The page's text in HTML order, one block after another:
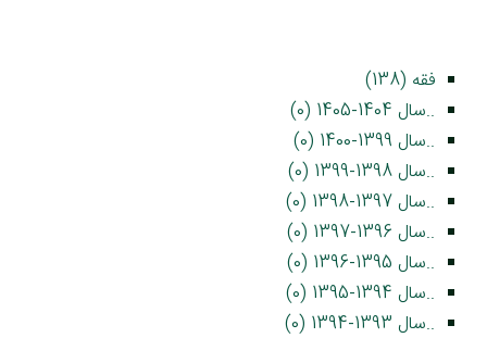
فقه (138)
..سال 1404-1405 (0)
..سال 1399-1400 (0)
..سال 1398-1399 (0)
..سال 1397-1398 (0)
..سال 1396-1397 (0)
..سال 1395-1396 (0)
..سال 1394-1395 (0)
..سال 1393-1394 (0)